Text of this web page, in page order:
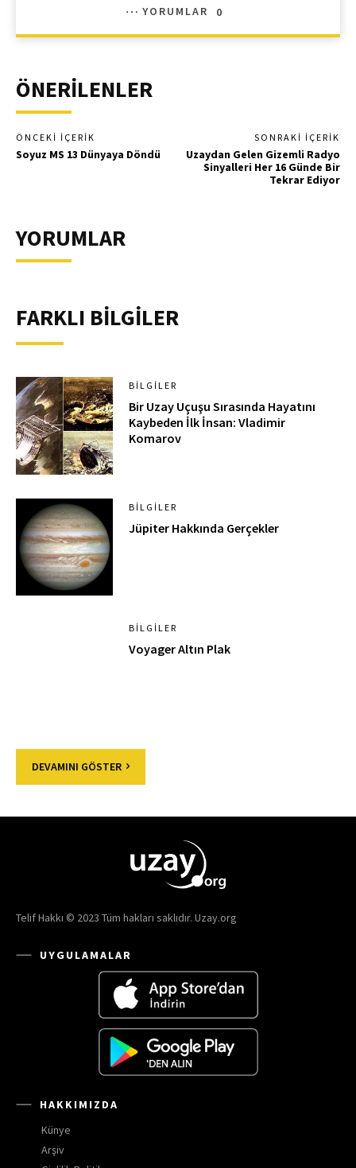
YORUMLAR
0
ÖNERİLENLER
ÖNCEKI İÇERIK
Soyuz MS 13 Dünyaya Döndü
SONRAKI İÇERIK
Uzaydan Gelen Gizemli Radyo
Sinyalleri Her 16 Günde Bir
Tekrar Ediyor
YORUMLAR
FARKLI BİLGİLER
BILGILER
Bir Uzay Uçuşu Sırasında Hayatını
Kaybeden İlk İnsan: Vladimir
Komarov
BILGILER
Jüpiter Hakkında Gerçekler
BILGILER
Voyager Altın Plak
DEVAMINI GÖSTER
Telif Hakkı © 2023 Tüm hakları saklıdır. Uzay.org
UYGULAMALAR
HAKKIMIZDA
Künye
Arşiv